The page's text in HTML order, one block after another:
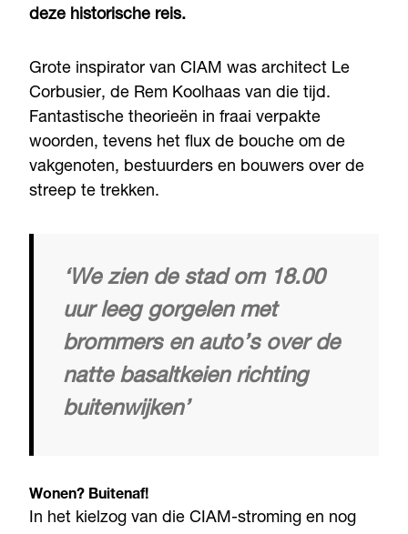
deze historische reis.
Grote inspirator van CIAM was architect Le
Corbusier, de Rem Koolhaas van die tijd.
Fantastische theorieën in fraai verpakte
woorden, tevens het flux de bouche om de
vakgenoten, bestuurders en bouwers over de
streep te trekken.
‘We zien de stad om 18.00
uur leeg gorgelen met
brommers en auto’s over de
natte basaltkeien richting
buitenwijken’
Wonen? Buitenaf!
In het kielzog van die CIAM-stroming en nog